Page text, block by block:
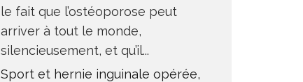
le fait que l’ostéoporose peut
arriver à tout le monde,
silencieusement, et qu’il...
Sport et hernie inguinale opérée,